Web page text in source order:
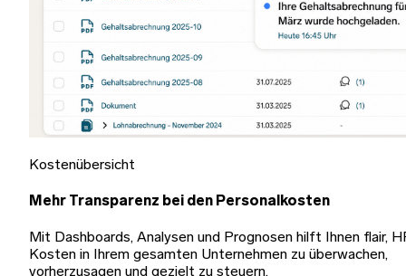
Kostenübersicht
Mehr Transparenz bei den Personalkosten
Mit Dashboards, Analysen und Prognosen hilft Ihnen flair,
Kosten in Ihrem gesamten Unternehmen zu überwachen,
vorherzusagen und gezielt zu steuern.